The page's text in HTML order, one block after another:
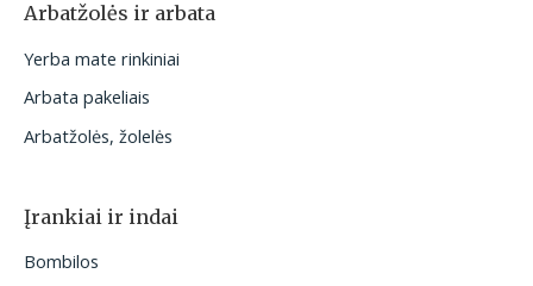
Arbatžolės ir arbata
Yerba mate rinkiniai
Arbata pakeliais
Arbatžolės, žolelės
Įrankiai ir indai
Bombilos